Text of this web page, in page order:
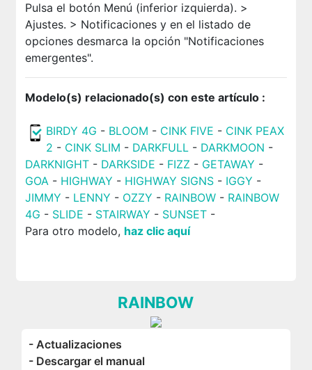
Pulsa el botón Menú (inferior izquierda). >
Ajustes. > Notificaciones y en el listado de
opciones desmarca la opción "Notificaciones
emergentes".
Modelo(s) relacionado(s) con este artículo :
BIRDY 4G - BLOOM - CINK FIVE - CINK PEAX
2 - CINK SLIM - DARKFULL- DARKMOON -
DARKNIGHT- DARKSIDE - FIZZ - GETAWAY -
GOA- HIGHWAY - HIGHWAY SIGNS- IGGY -
JIMMY - LENNY - OZZY - RAINBOW- RAINBOW
4G - SLIDE - STAIRWAY - SUNSET-
Para otro modelo, haz clic aquí
RAINBOW
- Actualizaciones
- Descargar el manual